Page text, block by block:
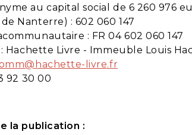
au capital social de 6 260 976
de Nanterre) : 602 060 147
: FR 04 602 060 147
Hachette Livre - Immeuble Louis
livre.fr
92 30 00
la publication :